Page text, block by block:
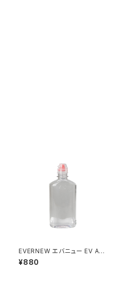
EVERNEW エバニュー EV Aqu
ajacket 333ml FC
¥880